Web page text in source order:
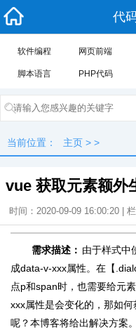
代
软件编程 网页前端
脚本语言 PHP代码
当前位置： 主页 > >
vue 获取元素额外
时间：2020-09-09 16:00:20 |
需求描述： 由于样式中
成data-v-xxx属性。在【
点p和span时，也需要给元
xxx属性是会变化的，那如
呢？本博客将给出解决方案。